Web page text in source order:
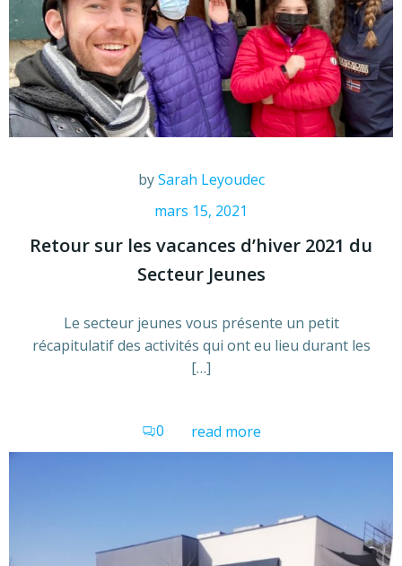
bySarah Leyoudec
mars 15, 2021
Retour sur les vacances d’hiver 2021 du
Secteur Jeunes
Le secteur jeunes vous présente un petit
récapitulatif des activités qui ont eu lieu durant les
[…]
0 read more